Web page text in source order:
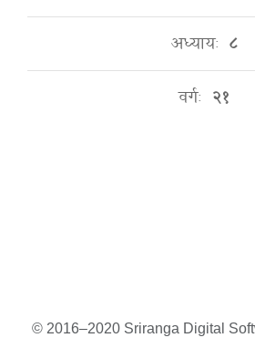
अध्यायः ८
वर्गः २१
© 2016–2020 Sriranga Digital